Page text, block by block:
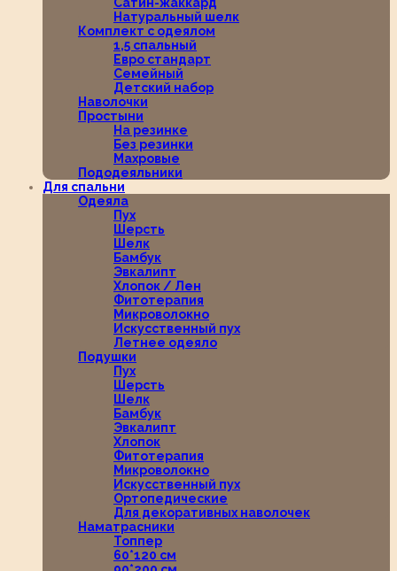
Натуральный шелк
Комплект с одеялом
1,5 спальный
Евро стандарт
Семейный
Детский набор
Наволочки
Простыни
На резинке
Без резинки
Махровые
Пододеяльники
Для спальни
Одеяла
Пух
Шерсть
Шелк
Бамбук
Эвкалипт
Хлопок / Лен
Фитотерапия
Микроволокно
Искусственный пух
Летнее одеяло
Подушки
Пух
Шерсть
Шелк
Бамбук
Эвкалипт
Хлопок
Фитотерапия
Микроволокно
Искусственный пух
Ортопедические
Для декоративных наволочек
Наматрасники
Топпер
60*120 см